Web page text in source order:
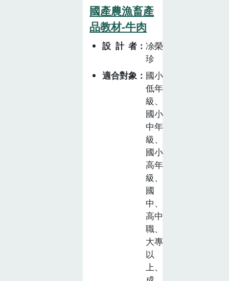
國產農漁畜產
品教材-牛肉
設計者
凃榮
珍
適合對象
國小
低年
級、
國小
中年
級、
國小
高年
級、
國
中、
高中
職、
大專
以
上、